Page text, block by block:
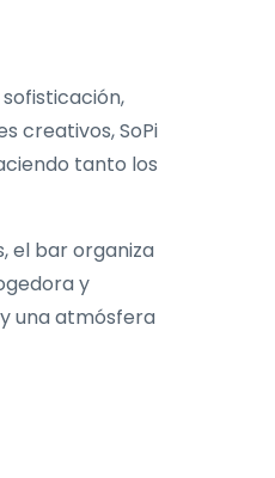
creativos, SoPi
tanto los
el bar organiza
y
una atmósfera